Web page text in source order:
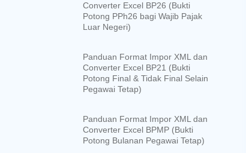
Converter Excel BP26 (Bukti
Potong PPh26 bagi Wajib Pajak
Luar Negeri)
Panduan Format Impor XML dan
Converter Excel BP21 (Bukti
Potong Final & Tidak Final Selain
Pegawai Tetap)
Panduan Format Impor XML dan
Converter Excel BPMP (Bukti
Potong Bulanan Pegawai Tetap)